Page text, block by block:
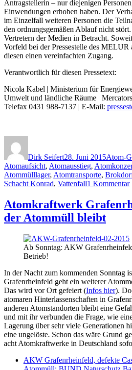
Antragstellerin – nur diejenigen
Einwendungen erhoben haben. Der
im Einzelfall weiteren Personen die
den ordnungsgemäßen Ablauf nicht
Vertretern der Medien in Betracht.
Vorfeld bei der Pressestelle des MELUR
diesen einen vereinfachten Zugang.
Verantwortlich für diesen Pressetext:
Nicola Kabel | Ministerium für
Umwelt und ländliche Räume |
Telefax 0431 988-7137 | E-Mail:
Dirk Seifert28. Juni 2015Atom-
Atomaufsicht, Atomausstieg,
Atommülllager, Atomtransporte,
Schacht Konrad, Vattenfall1 Kommentarzu
Atomkraftwerk
der Atommüll bleibt
Ab Sonntag: AKW
Betrieb!
In der Nacht zum kommenden Sonntag
Grafenrheinfeld geht ein weiterer
Das wird vor Ort gefeiert (Infos hier).
atomaren Hinterlassenschaften in
anderen Atomstandorten bleibt eine
und mit ihr verbunden die Frage, wie
Lagerung über sehr viele Generationen
eine ungelöste. Schon das wäre Grund
acht Atomkraftwerke in Deutschland
AKW Grafenrheinfeld, defekte